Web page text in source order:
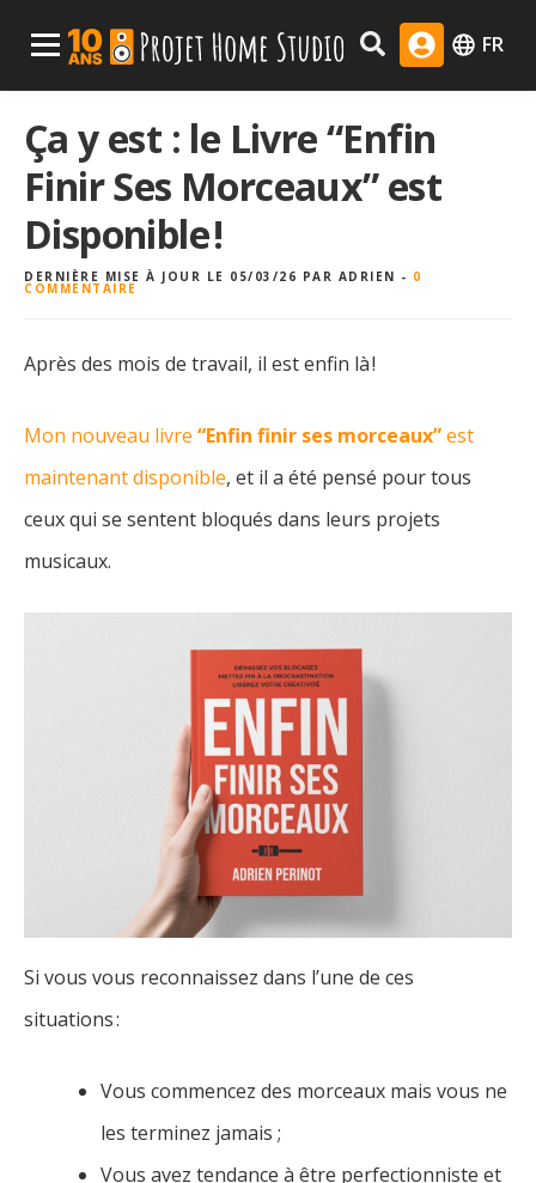
Menu Principal FR
Ça y est : le Livre “Enfin
Finir Ses Morceaux” est
Disponible !
DERNIÈRE MISE À JOUR LE 05/03/26 PAR ADRIEN - 0
COMMENTAIRE
Après des mois de travail, il est enfin là !
Mon nouveau livre “Enfin finir ses morceaux”est
maintenant disponible, et il a été pensé pour tous
ceux qui se sentent bloqués dans leurs projets
musicaux.
Si vous vous reconnaissez dans l’une de ces
situations :
Vous commencez des morceaux mais vous ne
les terminez jamais ;
Vous avez tendance à être perfectionniste et